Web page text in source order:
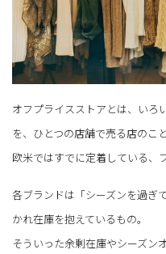
オフプライスストアとは、いろ
を、ひとつの店舗で売る店のこ
欧米ではすでに定着している、
各ブランドは「シーズンを過ぎ
かれ在庫を抱えているもの。
そういった余剰在庫やシーズン